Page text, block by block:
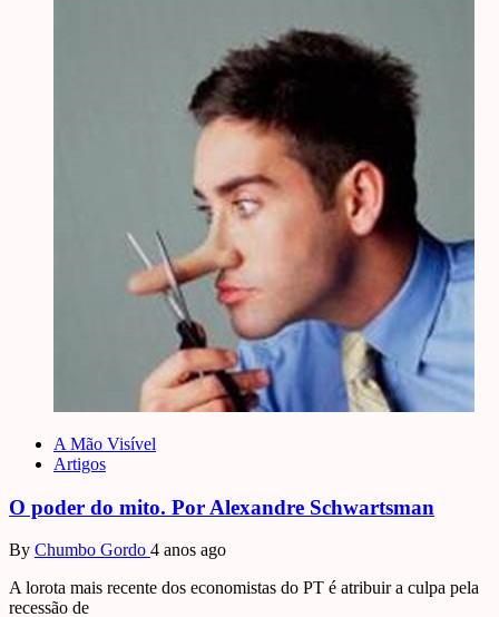
A Mão Visível
Artigos
O poder do mito. Por Alexandre Schwartsman
By Chumbo Gordo 4 anos ago
A lorota mais recente dos economistas do PT é atribuir a culpa pela
recessão de